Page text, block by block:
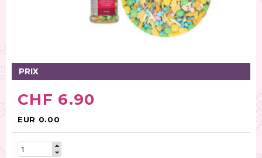
PRIX
CHF 6.90
EUR 0.00